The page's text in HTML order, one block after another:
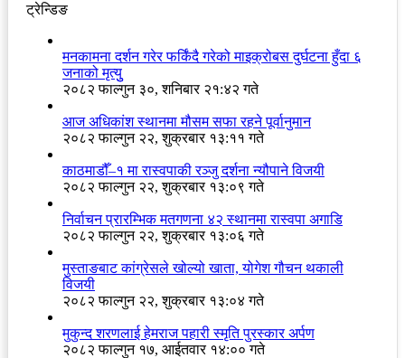
ट्रेन्डिङ
मनकामना दर्शन गरेर फर्किंदै गरेको माइक्रोबस दुर्घटना हुँदा ६
जनाको मृत्युु
२०८२ फाल्गुन ३०, शनिबार २१:४२ गते
आज अधिकांश स्थानमा मौसम सफा रहने पूर्वानुमान
२०८२ फाल्गुन २२, शुक्रबार १३:११ गते
काठमाडौँ–१ मा रास्वपाकी रञ्जु दर्शना न्यौपाने विजयी
२०८२ फाल्गुन २२, शुक्रबार १३:०९ गते
निर्वाचन प्रारम्भिक मतगणना ४२ स्थानमा रास्वपा अगाडि
२०८२ फाल्गुन २२, शुक्रबार १३:०६ गते
मुस्ताङबाट कांग्रेसले खोल्यो खाता, योगेश गौचन थकाली
विजयी
२०८२ फाल्गुन २२, शुक्रबार १३:०४ गते
मुकुन्द शरणलाई हेमराज पहारी स्मृति पुरस्कार अर्पण
२०८२ फाल्गुन १७, आईतवार १४:०० गते